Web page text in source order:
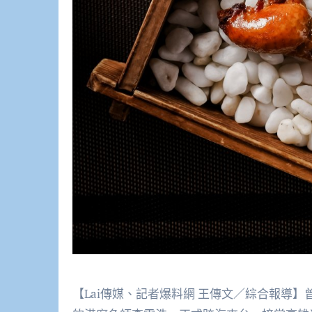
【Lai傳媒、記者爆料網 王傳文／綜合報導